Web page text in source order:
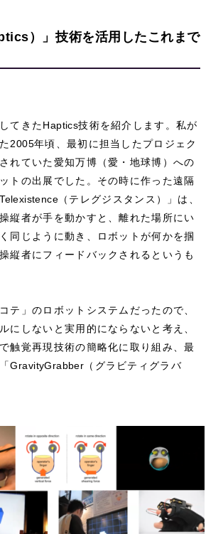
）」技術を活用した これまで
てきたHaptics技術を紹介します。私が
2005年頃、最初に担当したプロジェク
れていた愛知万博（愛・地球博）への
トの出展でした。その時に作った遠隔
Telexistence （テレグジスタンス）」は、
縦者が手を動かすと、離れた場所にい
同じように動き、ロボットが何かを掴
縦者にフィードバックされるというも
テ」のロボットシステムだったので、
にしないと実用的にならないと考え、
触覚再現技術の簡略化に取り組み、最
GravityGrabber （グラビティグラバ